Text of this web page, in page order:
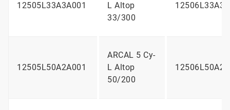
12505L33A3A001
L Altop
33/300
12505L50A2A001
ARCAL 5 Cy-
L Altop
50/200